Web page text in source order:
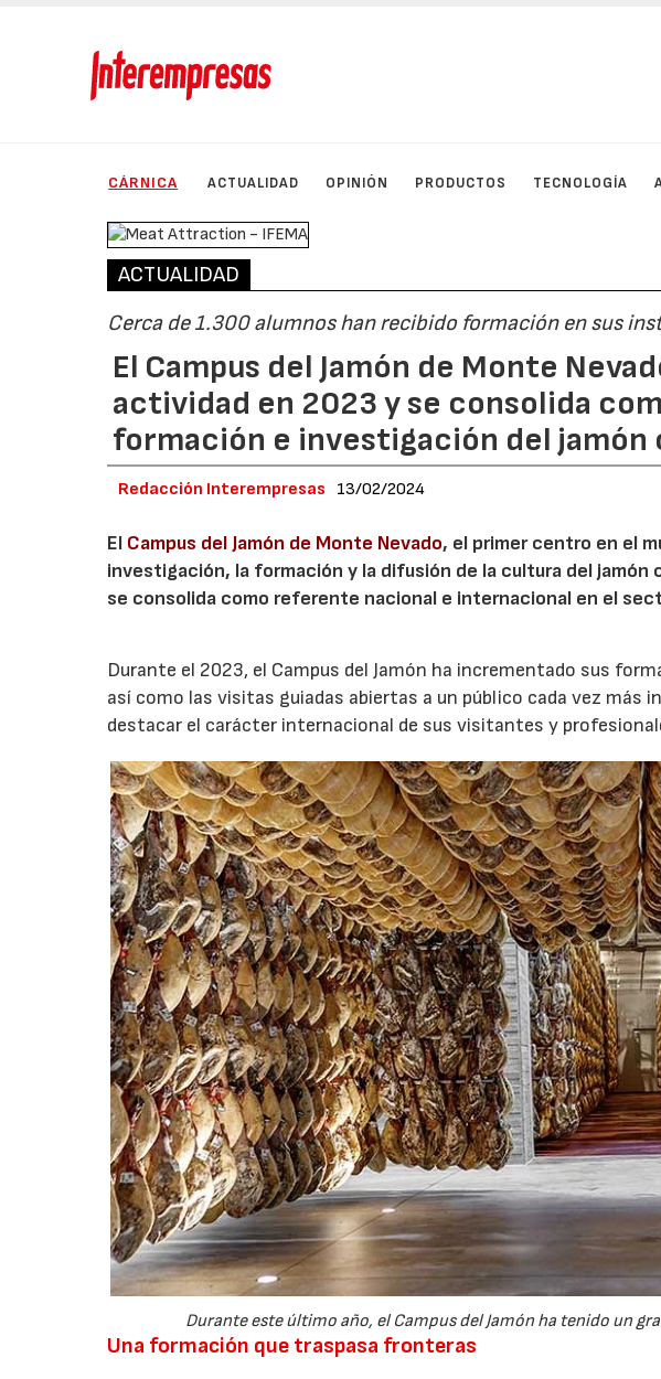
CÁRNICA ACTUALIDAD OPINIÓN PRODUCTOS TECNOLOGÍA
ACTUALIDAD
Cerca de 1.300 alumnos han recibido formación en sus
El Campus del Jamón de Monte
actividad en 2023 y se consolida
formación e investigación del jamón
Redacción Interempresas 13/02/2024
El Campus del Jamón de Monte Nevado, el primer centro en el
investigación, la formación y la difusión de la cultura del jamón
se consolida como referente nacional e internacional en el
Durante el 2023, el Campus del Jamón ha incrementado sus
así como las visitas guiadas abiertas a un público cada vez más
destacar el carácter internacional de sus visitantes y
Durante este último año, el Campus del Jamón ha tenido un
Una formación que traspasa fronteras